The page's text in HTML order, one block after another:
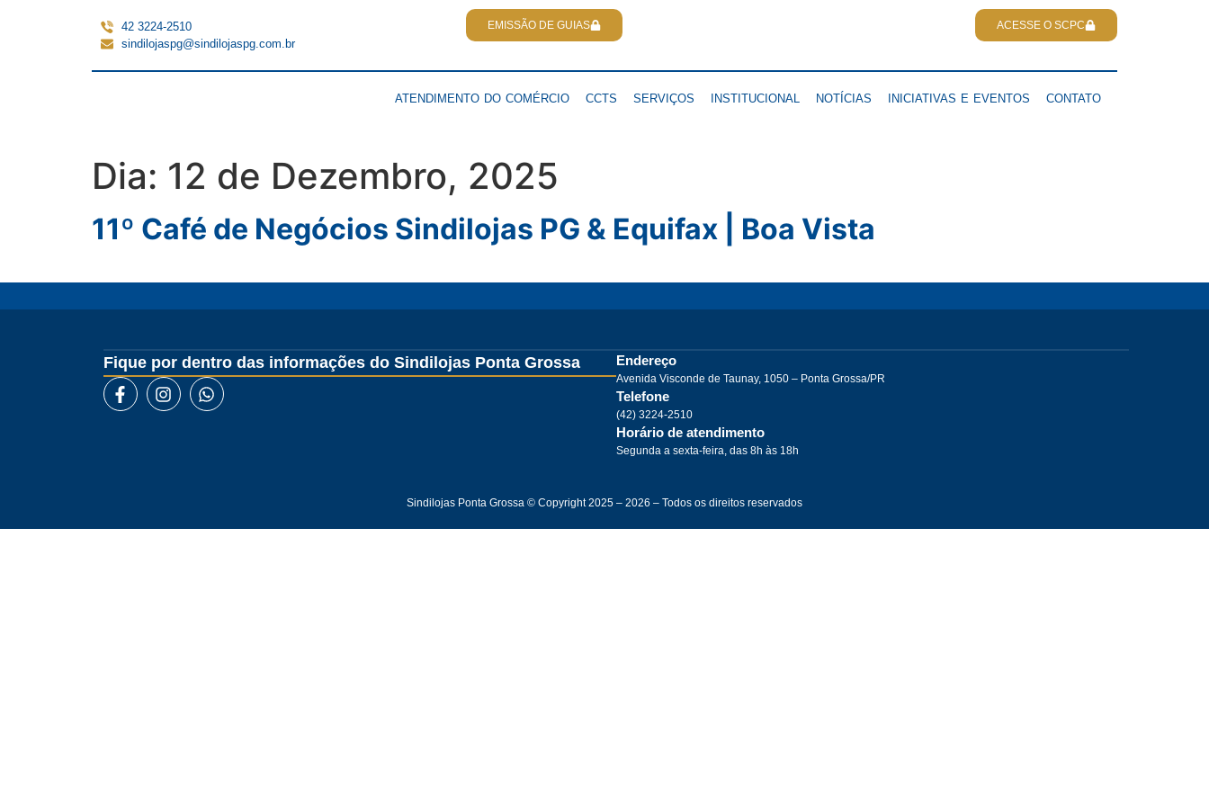
42 3224-2510
sindilojaspg@sindilojaspg.com.br
EMISSÃO DE GUIAS ACESSE O SCPC
ATENDIMENTO DO COMÉRCIO CCTS SERVIÇOS INSTITUCIONAL NOTÍCIAS INICIATIVAS E EVENTOS CONTATO
Dia: 12 de Dezembro, 2025
11º Café de Negócios Sindilojas PG & Equifax | Boa Vista
Fique por dentro das informações do Sindilojas Ponta Grossa Endereço
Avenida Visconde de Taunay, 1050 – Ponta Grossa/PR
Telefone
(42) 3224-2510
Horário de atendimento
Segunda a sexta-feira, das 8h às 18h
Sindilojas Ponta Grossa © Copyright 2025 – 2026 – Todos os direitos reservados